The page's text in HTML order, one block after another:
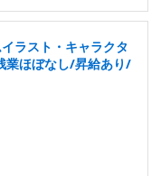
ラスト・キャラクタ
業ほぼなし/昇給あり/